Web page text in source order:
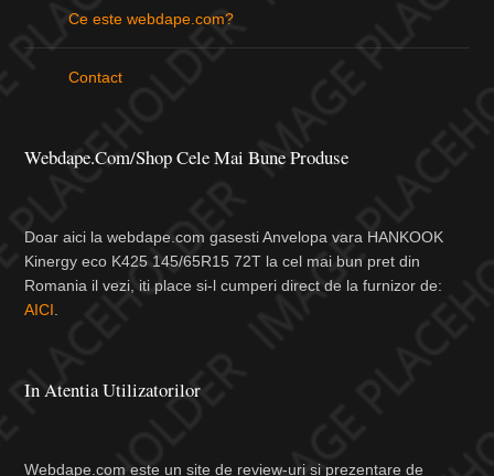
Ce este webdape.com?
Contact
Webdape.com/Shop Cele Mai Bune Produse
Doar aici la webdape.com gasesti Anvelopa vara HANKOOK
Kinergy eco K425 145/65R15 72T la cel mai bun pret din
Romania il vezi, iti place si-l cumperi direct de la furnizor de:
AICI
In Atentia Utilizatorilor
Webdape.com este un site de review-uri si prezentare de